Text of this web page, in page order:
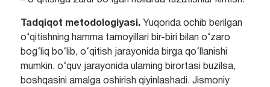
Tadqiqot metodologiyasi.Yuqorida ochib berilgan
o‘qitishning hamma tamoyillari bir-biri bilan o‘zaro
bog‘liq bo‘lib, o‘qitish jarayonida birga qo‘llanishi
mumkin. o‘quv jarayonida ularning birortasi buzilsa,
boshqasini amalga oshirish qiyinlashadi. Jismoniy